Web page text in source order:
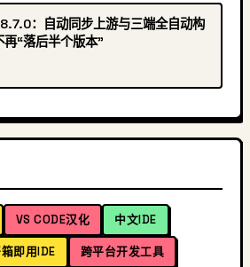
：自动同步上游与三端全自动构
“落后半个版本”
VS CODE汉化 中文IDE
即用IDE 跨平台开发工具